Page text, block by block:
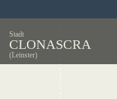
Stadt
CLONASCRA
(Leinster)